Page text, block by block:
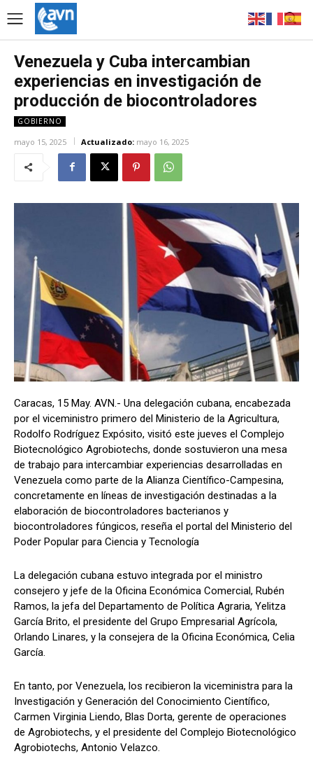
Venezuela y Cuba intercambian
experiencias en investigación de
producción de biocontroladores
GOBIERNO
mayo 15, 2025 Actualizado: mayo 16, 2025
Caracas, 15 May. AVN.- Una delegación cubana, encabezada
por el viceministro primero del Ministerio de la Agricultura,
Rodolfo Rodríguez Expósito, visitó este jueves el Complejo
Biotecnológico Agrobiotechs, donde sostuvieron una mesa
de trabajo para intercambiar experiencias desarrolladas en
Venezuela como parte de la Alianza Científico-Campesina,
concretamente en líneas de investigación destinadas a la
elaboración de biocontroladores bacterianos y
biocontroladores fúngicos, reseña el portal del Ministerio del
Poder Popular para Ciencia y Tecnología
La delegación cubana estuvo integrada por el ministro
consejero y jefe de la Oficina Económica Comercial, Rubén
Ramos, la jefa del Departamento de Política Agraria, Yelitza
García Brito, el presidente del Grupo Empresarial Agrícola,
Orlando Linares, y la consejera de la Oficina Económica, Celia
García.
En tanto, por Venezuela, los recibieron la viceministra para la
Investigación y Generación del Conocimiento Científico,
Carmen Virginia Liendo, Blas Dorta, gerente de operaciones
de Agrobiotechs, y el presidente del Complejo Biotecnológico
Agrobiotechs, Antonio Velazco.